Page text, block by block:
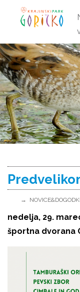
NOVICE&DOGODKI
nedelja, 29.
športna dvorana